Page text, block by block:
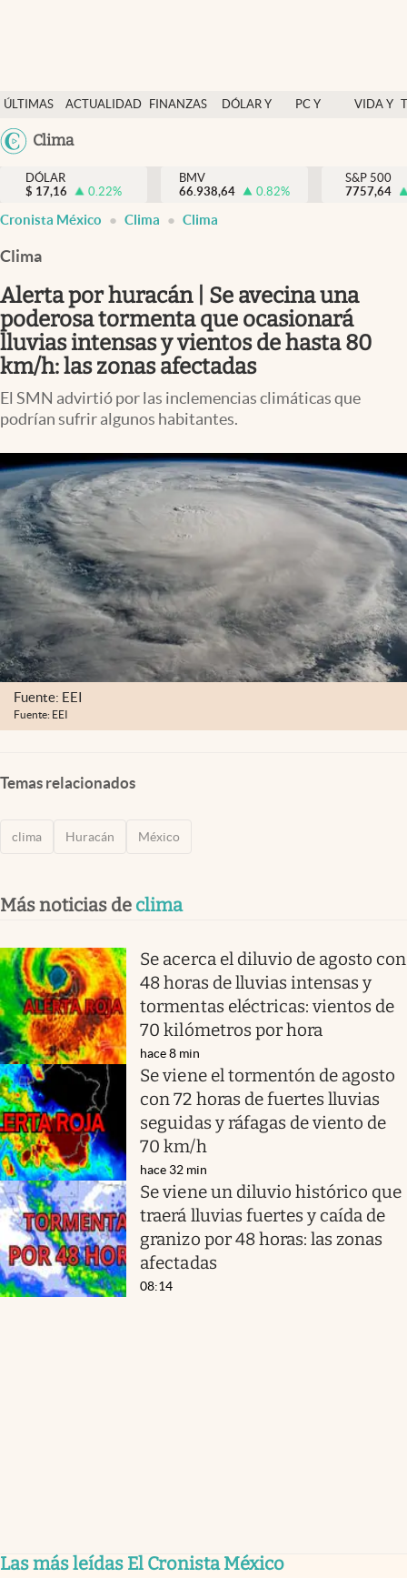
ÚLTIMAS
NOTICIAS
ACTUALIDAD
FINANZAS
DÓLAR Y
PC Y
VIDA Y
México
Clima
Actualidad
Finanzas y economía
Dólar y mercados
Pc y celular
Vida y estilo
Clima
Espiritualidad
Mediakit
abre en nueva pestaña
México
DÓLAR
$ 17,16 0.22%
BMV
66.938,64
0.82%
S&P 500
7757,64
Cronista México Clima Clima
Clima
Alerta por huracán | Se avecina una
poderosa tormenta que ocasionará
lluvias intensas y vientos de hasta 80
km/h: las zonas afectadas
El SMN advirtió por las inclemencias climáticas que
podrían sufrir algunos habitantes.
Fuente: EEI
Fuente: EEI
Temas relacionados
clima Huracán México
Más noticias de clima
Se acerca el diluvio de agosto con
48 horas de lluvias intensas y
tormentas eléctricas: vientos de
70 kilómetros por hora
hace 8 min
Se viene el tormentón de agosto
con 72 horas de fuertes lluvias
seguidas y ráfagas de viento de
70 km/h
hace 32 min
Se viene un diluvio histórico que
traerá lluvias fuertes y caída de
granizo por 48 horas: las zonas
afectadas
08:14
Las más leídas El Cronista México